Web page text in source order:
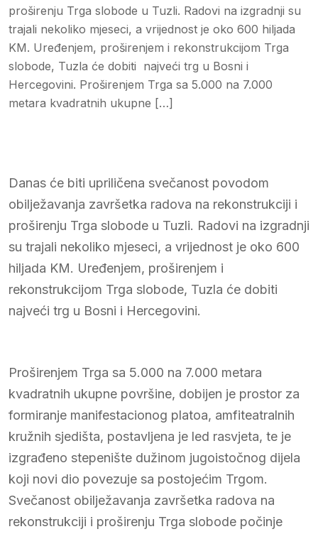
proširenju Trga slobode u Tuzli. Radovi na izgradnji su
trajali nekoliko mjeseci, a vrijednost je oko 600 hiljada
KM. Uređenjem, proširenjem i rekonstrukcijom Trga
slobode, Tuzla će dobiti najveći trg u Bosni i
Hercegovini. Proširenjem Trga sa 5.000 na 7.000
metara kvadratnih ukupne […]
Danas će biti upriličena svečanost povodom
obilježavanja završetka radova na rekonstrukciji i
proširenju Trga slobode u Tuzli. Radovi na izgradnji
su trajali nekoliko mjeseci, a vrijednost je oko 600
hiljada KM. Uređenjem, proširenjem i
rekonstrukcijom Trga slobode, Tuzla će dobiti
najveći trg u Bosni i Hercegovini.
Proširenjem Trga sa 5.000 na 7.000 metara
kvadratnih ukupne površine, dobijen je prostor za
formiranje manifestacionog platoa, amfiteatralnih
kružnih sjedišta, postavljena je led rasvjeta, te je
izgrađeno stepenište dužinom jugoistočnog dijela
koji novi dio povezuje sa postojećim Trgom.
Svečanost obilježavanja završetka radova na
rekonstrukciji i proširenju Trga slobode počinje